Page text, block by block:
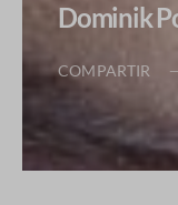
Dominik
COMPARTIR